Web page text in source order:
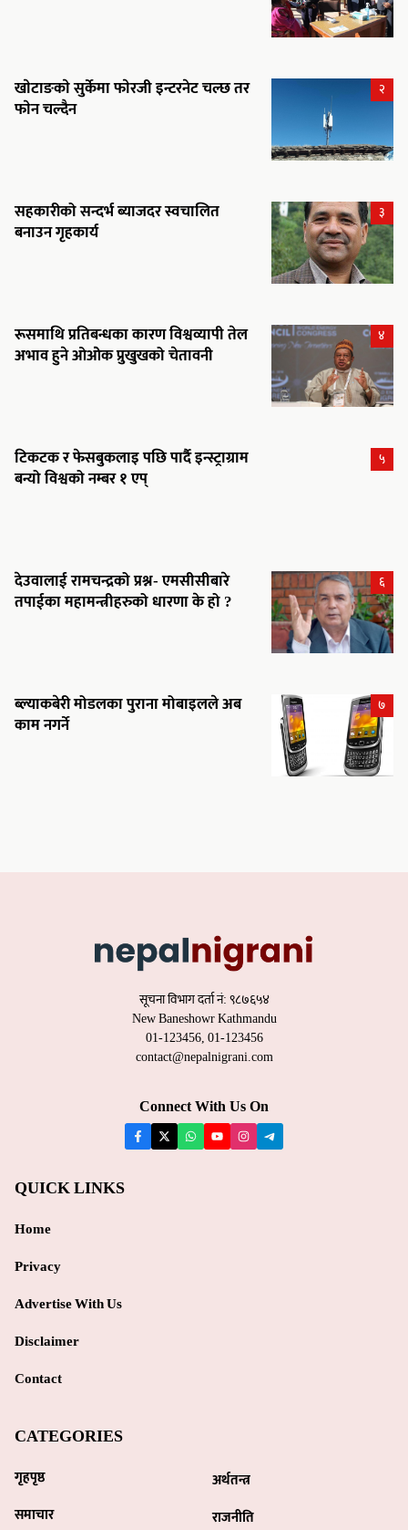
खाेटाङकाे सुर्केमा फाेरजी इन्टरनेट चल्छ तर
फाेन चल्दैन
२
सहकारीको सन्दर्भ ब्याजदर स्वचालित
बनाउन गृहकार्य
३
रूसमाथि प्रतिबन्धका कारण विश्वव्यापी तेल
अभाव हुने ओओेक प्रुखुखको चेतावनी
४
टिकटक र फेसबुकलाइ पछि पार्दै इन्स्ट्राग्राम
बन्यो विश्वको नम्बर १ एप्
५
देउवालाई रामचन्द्रको प्रश्न- एमसीसीबारे
तपाईका महामन्त्रीहरुको धारणा के हो ?
६
ब्ल्याकबेरी मोडलका पुराना मोबाइलले अब
काम नगर्ने
७
सूचना विभाग दर्ता नं: ९८७६५४
New Baneshowr Kathmandu
01-123456, 01-123456
contact@nepalnigrani.com
Connect With Us On
QUICK LINKS
Home
Privacy
Advertise With Us
Disclaimer
Contact
CATEGORIES
गृहपृष्ठ
समाचार
अर्थतन्त्र
राजनीति